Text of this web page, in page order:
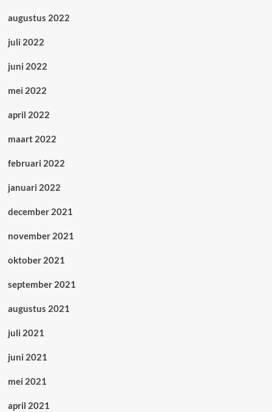
augustus 2022
juli 2022
juni 2022
mei 2022
april 2022
maart 2022
februari 2022
januari 2022
december 2021
november 2021
oktober 2021
september 2021
augustus 2021
juli 2021
juni 2021
mei 2021
april 2021